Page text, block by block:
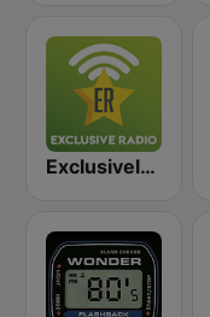
Exclusively Scorpions